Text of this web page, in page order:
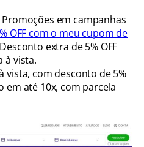
Promoções em campanhas
OFF com o meu cupom de
extra de 5% OFF
à vista.
vista, com desconto de 5%
em até 10x, com parcela